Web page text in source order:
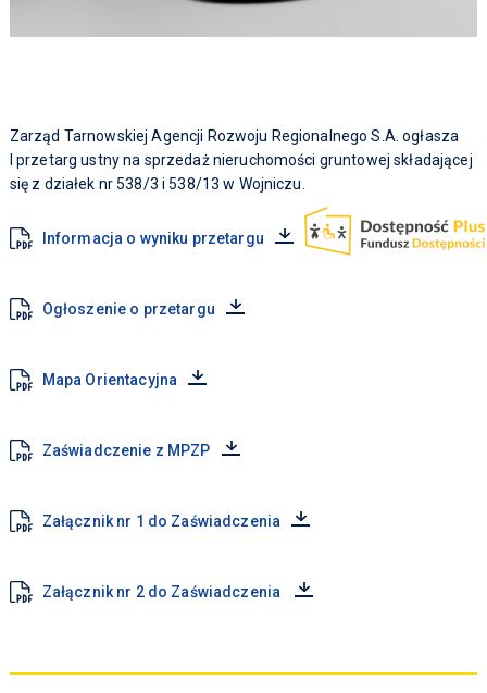
Zarząd Tarnowskiej Agencji Rozwoju Regionalnego S.A. ogłasza
I przetarg ustny na sprzedaż nieruchomości gruntowej składającej
się z działek nr 538/3 i 538/13 w Wojniczu.
Informacja o wyniku przetargu
Ogłoszenie o przetargu
Mapa Orientacyjna
Zaświadczenie z MPZP
Załącznik nr 1 do Zaświadczenia
Załącznik nr 2 do Zaświadczenia